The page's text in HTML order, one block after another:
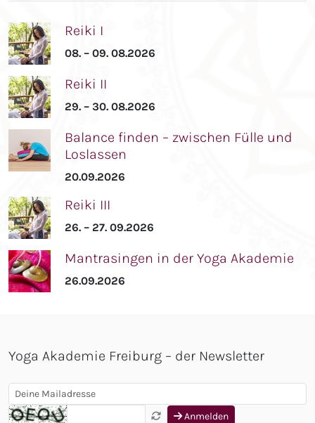
Reiki I
08. – 09. 08.2026
Reiki II
29. – 30. 08.2026
Balance finden – zwischen Fülle und
Loslassen
20.09.2026
Reiki III
26. – 27. 09.2026
Mantrasingen in der Yoga Akademie
26.09.2026
Yoga Akademie Freiburg – der Newsletter
Anmelden